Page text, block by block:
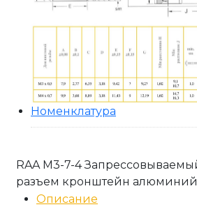
Номенклатура
RAA M3-7-4
разъем кронштейн алюминий
Описание